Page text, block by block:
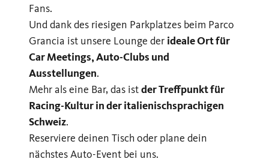
Fans.
Und dank des riesigen Parkplatzes beim Parco
Grancia ist unsere Lounge der ideale Ort für
Car Meetings, Auto-Clubs und
Ausstellungen.
Mehr als eine Bar, das istder Treffpunkt für
Racing-Kultur in der italienischsprachigen
Schweiz.
Reserviere deinen Tisch oder plane dein
nächstes Auto-Event bei uns.